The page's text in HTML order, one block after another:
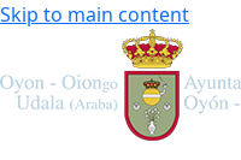
Skip to main content